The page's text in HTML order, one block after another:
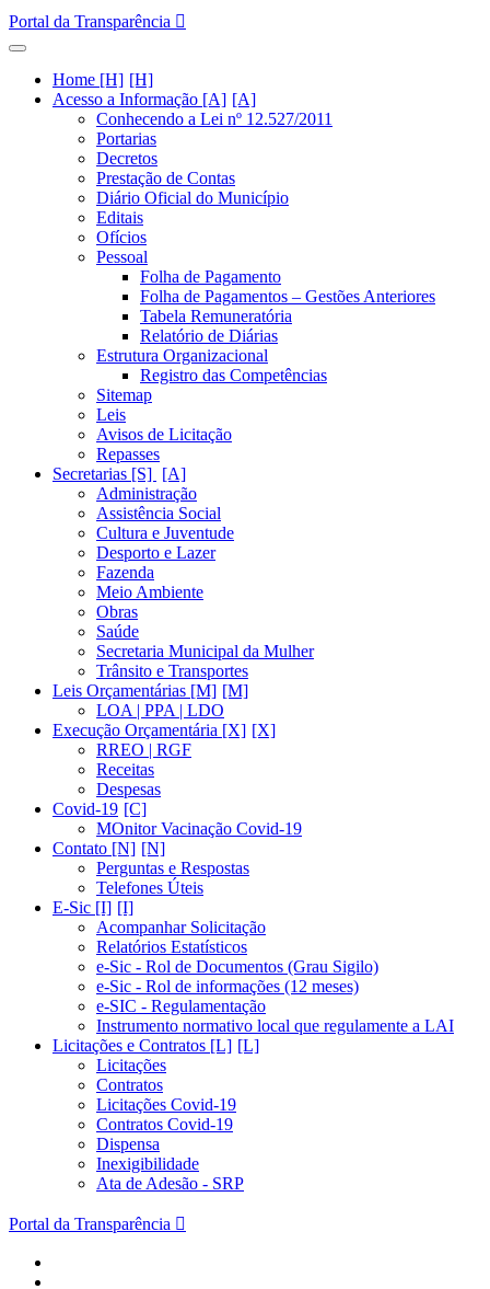
Portal da Transparência
Home [H]
Acesso a Informação [A]
Conhecendo a Lei nº 12.527/2011
Portarias
Decretos
Prestação de Contas
Diário Oficial do Município
Editais
Ofícios
Pessoal
Folha de Pagamento
Folha de Pagamentos – Gestões Anteriores
Tabela Remuneratória
Relatório de Diárias
Estrutura Organizacional
Registro das Competências
Sitemap
Leis
Avisos de Licitação
Repasses
Secretarias [S]
Administração
Assistência Social
Cultura e Juventude
Desporto e Lazer
Fazenda
Meio Ambiente
Obras
Saúde
Secretaria Municipal da Mulher
Trânsito e Transportes
Leis Orçamentárias [M]
LOA | PPA | LDO
Execução Orçamentária [X]
RREO | RGF
Receitas
Despesas
Covid-19
MOnitor Vacinação Covid-19
Contato [N]
Perguntas e Respostas
Telefones Úteis
E-Sic [I]
Acompanhar Solicitação
Relatórios Estatísticos
e-Sic - Rol de Documentos (Grau Sigilo)
e-Sic - Rol de informações (12 meses)
e-SIC - Regulamentação
Instrumento normativo local que regulamente a LAI
Licitações e Contratos [L]
Licitações
Contratos
Licitações Covid-19
Contratos Covid-19
Dispensa
Inexigibilidade
Ata de Adesão - SRP
Portal da Transparência